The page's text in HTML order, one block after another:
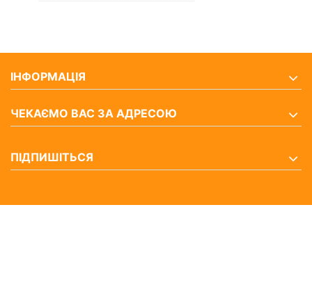
ІНФОРМАЦІЯ
ЧЕКАЄМО ВАС ЗА АДРЕСОЮ
ПІДПИШІТЬСЯ